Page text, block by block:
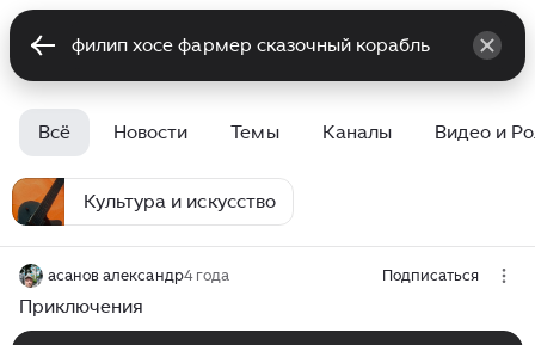
Всё Новости Темы Каналы Видео и
Культура и искусство
асанов александр4 года Подписаться
Приключения